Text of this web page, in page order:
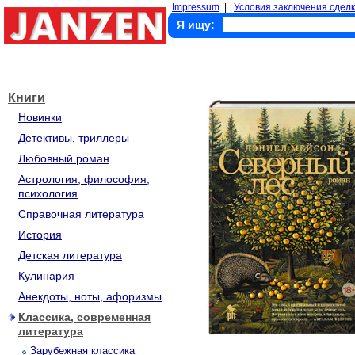
Impressum Условия заключения
Я ищу:
Книги
Новинки
Детективы, триллеры
Любовный роман
Астрология, философия,
психология
Справочная литература
История
Детская литература
Кулинария
Анекдоты, ноты, афоризмы
Классика, современная
литература
Зарубежная классика